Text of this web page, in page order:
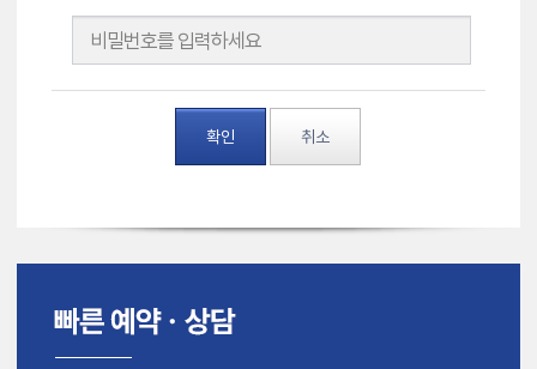
확인 취소